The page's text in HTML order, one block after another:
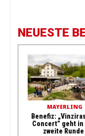
NEUESTE
MAYERLING
Benefiz:
Concert” geht in
zweite Runde